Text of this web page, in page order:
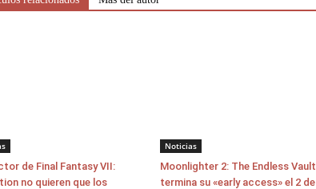
de Final Fantasy VII:
no quieren que los
Noticias
Moonlighter 2: The Endless Vault
termina su «early access» el 2 de